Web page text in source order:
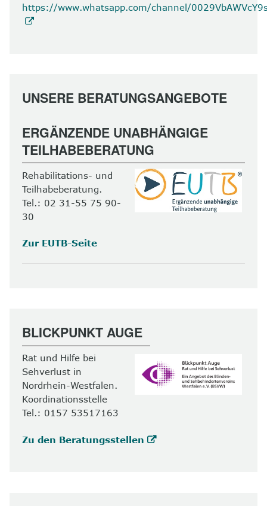
https://www.whatsapp.com/channel/
UNSERE BERATUNGSANGEBOTE
ERGÄNZENDE UNABHÄNGIGE
TEILHABEBERATUNG
Rehabilitations- und
Teilhabeberatung.
Tel.: 02 31-55 75 90-
30
Zur EUTB-Seite
BLICKPUNKT AUGE
Rat und Hilfe bei
Sehverlust in
Nordrhein-Westfalen.
Koordinationsstelle
Tel.: 0157 53517163
Zu den Beratungsstellen